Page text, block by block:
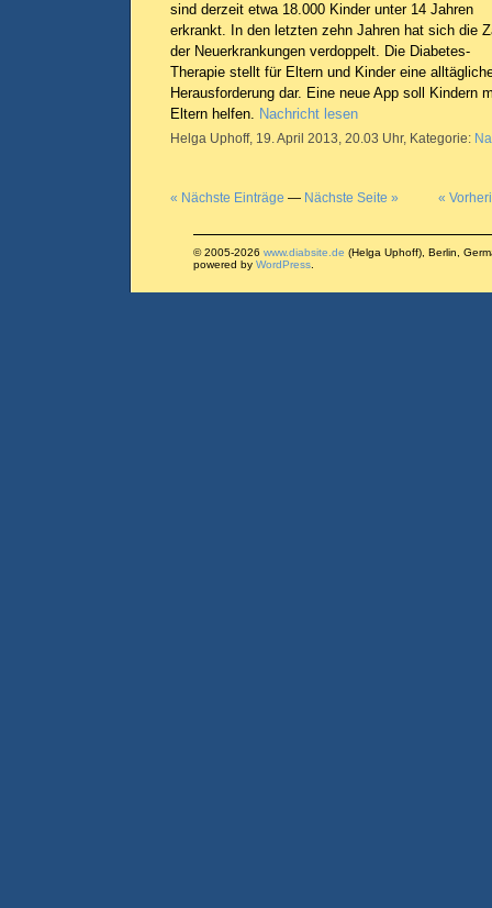
sind derzeit etwa 18.000 Kinder unter 14 Jahren
erkrankt. In den letzten zehn Jahren hat sich die
der Neuerkrankungen verdoppelt. Die Diabetes-
Therapie stellt für Eltern und Kinder eine
Herausforderung dar. Eine neue App soll Kindern
Eltern helfen. Nachricht lesen
Helga Uphoff, 19. April 2013, 20.03 Uhr, Kategorie:
« Nächste Einträge — Nächste Seite » «
© 2005-2026 www.diabsite.de (Helga Uphoff), Berlin,
powered by WordPress.